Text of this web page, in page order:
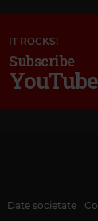
IT ROCKS!
Subscribe
YouTube
Date societate